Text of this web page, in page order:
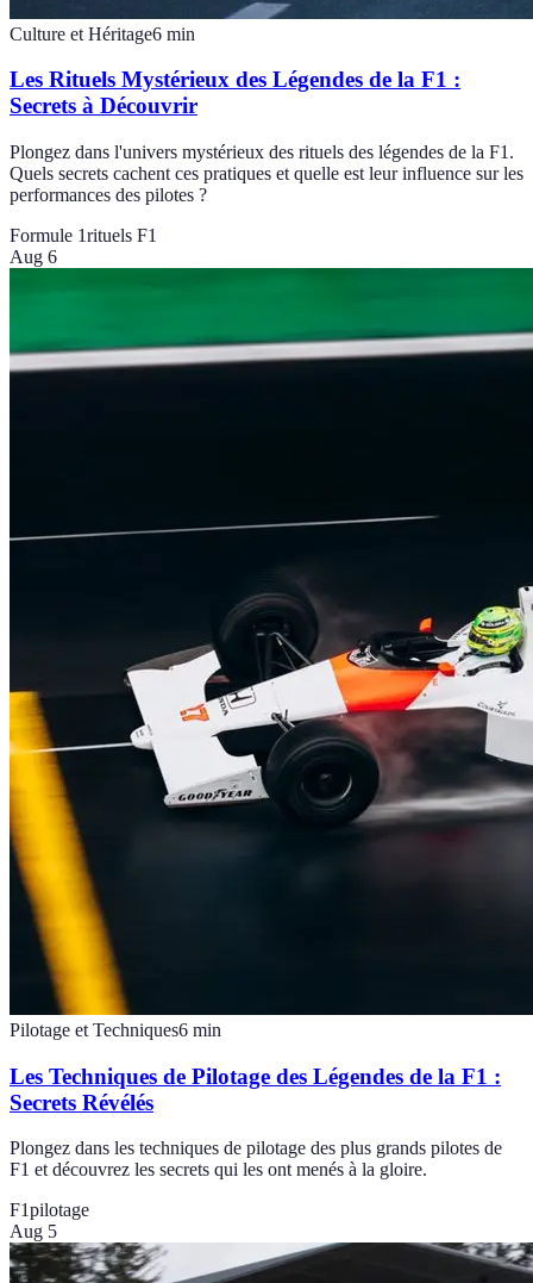
Culture et Héritage6 min
Les Rituels Mystérieux des Légendes de la F1 :
Secrets à Découvrir
Plongez dans l'univers mystérieux des rituels des légendes de la F1.
Quels secrets cachent ces pratiques et quelle est leur influence sur les
performances des pilotes ?
Formule 1rituels F1
Aug 6
Pilotage et Techniques6 min
Les Techniques de Pilotage des Légendes de la F1 :
Secrets Révélés
Plongez dans les techniques de pilotage des plus grands pilotes de
F1 et découvrez les secrets qui les ont menés à la gloire.
F1pilotage
Aug 5